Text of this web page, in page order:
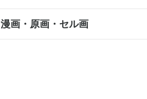
漫画・原画・セル画